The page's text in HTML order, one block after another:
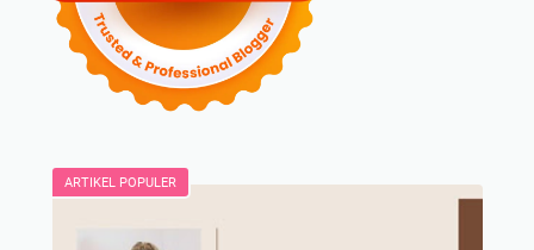
ARTIKEL POPULER